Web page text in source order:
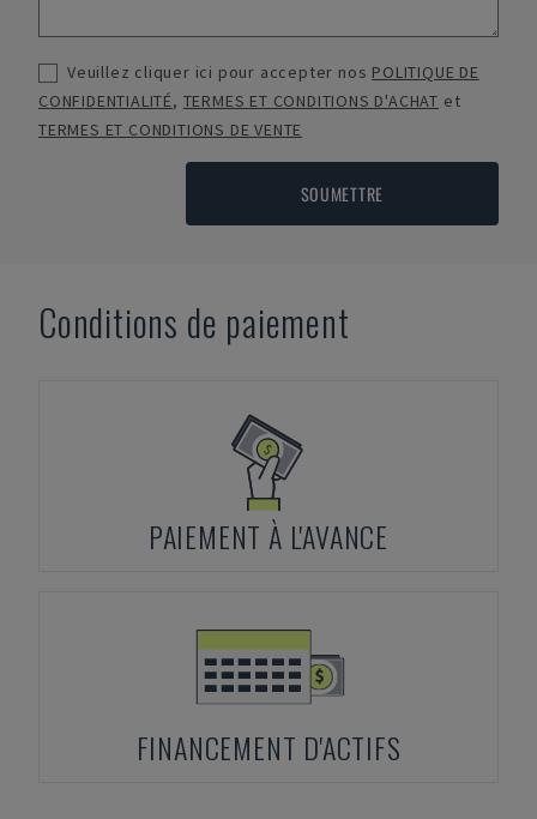
Veuillez cliquer ici pour accepter nos POLITIQUE DE
CONFIDENTIALITÉ, TERMES ET CONDITIONS D'ACHAT et
TERMES ET CONDITIONS DE VENTE
SOUMETTRE
Conditions de paiement
PAIEMENT À L'AVANCE
FINANCEMENT D'ACTIFS